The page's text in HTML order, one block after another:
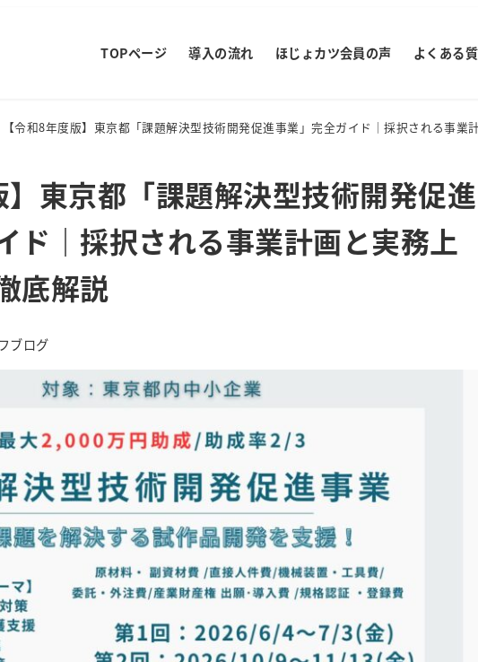
TOPページ 導入の流れ ほじょカツ会員の声 よくある
【令和8年度版】東京都「課題解決型技術開発促進事業」完全ガイド｜採択される事業
】東京都「課題解決型技術開発促進
ド｜採択される事業計画と実務上
底解説
ブログ